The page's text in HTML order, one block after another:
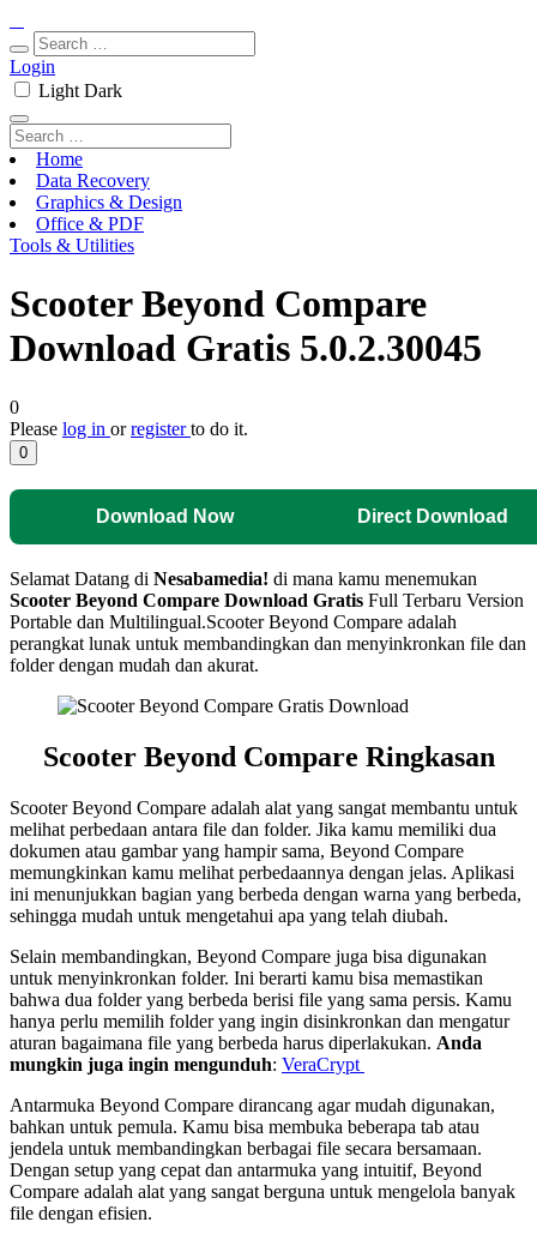
Login
Light Dark
Home
Data Recovery
Graphics & Design
Office & PDF
Tools & Utilities
Scooter Beyond Compare
Download Gratis 5.0.2.30045
0
Please log in orregisterto do it.
0
Download Now Direct Download
Selamat Datang di Nesabamedia! di mana kamu menemukan
Scooter Beyond Compare Download Gratis Full Terbaru Version
Portable dan Multilingual.Scooter Beyond Compare adalah
perangkat lunak untuk membandingkan dan menyinkronkan file dan
folder dengan mudah dan akurat.
Scooter Beyond Compare Ringkasan
Scooter Beyond Compare adalah alat yang sangat membantu untuk
melihat perbedaan antara file dan folder. Jika kamu memiliki dua
dokumen atau gambar yang hampir sama, Beyond Compare
memungkinkan kamu melihat perbedaannya dengan jelas. Aplikasi
ini menunjukkan bagian yang berbeda dengan warna yang berbeda,
sehingga mudah untuk mengetahui apa yang telah diubah.
Selain membandingkan, Beyond Compare juga bisa digunakan
untuk menyinkronkan folder. Ini berarti kamu bisa memastikan
bahwa dua folder yang berbeda berisi file yang sama persis. Kamu
hanya perlu memilih folder yang ingin disinkronkan dan mengatur
aturan bagaimana file yang berbeda harus diperlakukan. Anda
mungkin juga ingin mengunduh: VeraCrypt
Antarmuka Beyond Compare dirancang agar mudah digunakan,
bahkan untuk pemula. Kamu bisa membuka beberapa tab atau
jendela untuk membandingkan berbagai file secara bersamaan.
Dengan setup yang cepat dan antarmuka yang intuitif, Beyond
Compare adalah alat yang sangat berguna untuk mengelola banyak
file dengan efisien.